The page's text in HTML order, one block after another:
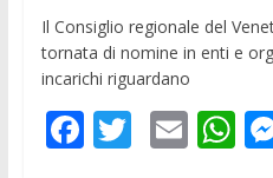
Il Consiglio regionale del
tornata di nomine in enti e
incarichi riguardano
F T E W